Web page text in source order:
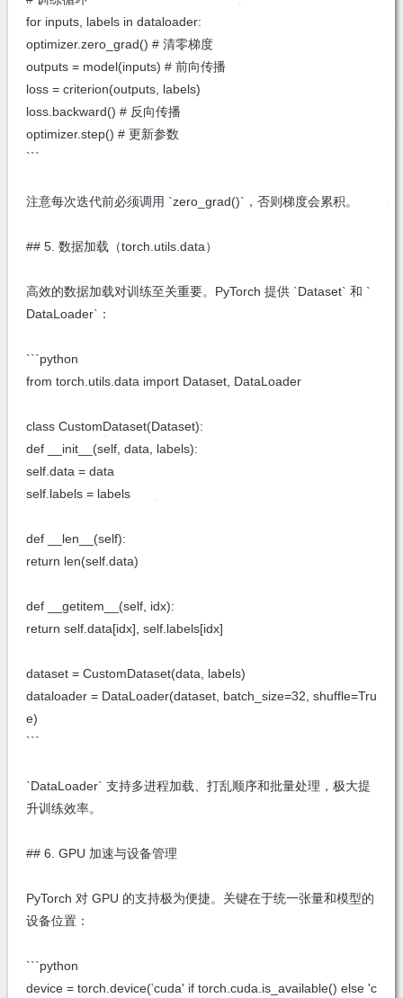
for inputs, labels in dataloader:
optimizer.zero_grad() # 清零梯度
outputs = model(inputs) # 前向传播
loss = criterion(outputs, labels)
loss.backward() # 反向传播
optimizer.step() # 更新参数
```
注意每次迭代前必须调用 `zero_grad()`，否则梯度会累积。
## 5. 数据加载（torch.utils.data）
高效的数据加载对训练至关重要。PyTorch 提供 `Dataset` 和 `
DataLoader`：
```python
from torch.utils.data import Dataset, DataLoader
class CustomDataset(Dataset):
def __init__(self, data, labels):
self.data = data
self.labels = labels
def __len__(self):
return len(self.data)
def __getitem__(self, idx):
return self.data[idx], self.labels[idx]
dataset = CustomDataset(data, labels)
dataloader = DataLoader(dataset, batch_size=32, shuffle=Tru
e)
```
`DataLoader` 支持多进程加载、打乱顺序和批量处理，极大提
升训练效率。
## 6. GPU 加速与设备管理
PyTorch 对 GPU 的支持极为便捷。关键在于统一张量和模型的
设备位置：
```python
device = torch.device('cuda' if torch.cuda.is_available() else 'c